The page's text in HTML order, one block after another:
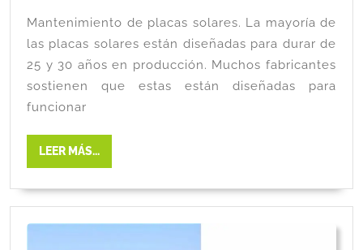
Mantenimiento de placas solares. La mayoría de
las placas solares están diseñadas para durar de
25 y 30 años en producción. Muchos fabricantes
sostienen que estas están diseñadas para
funcionar
LEER MÁS...